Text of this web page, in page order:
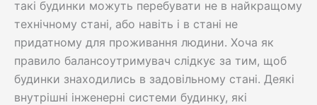
такі будинки можуть перебувати не в найкращому
технічному стані, або навіть і в стані не
придатному для проживання людини. Хоча як
правило балансоутримувач слідкує за тим, щоб
будинки знаходились в задовільному стані. Деякі
внутрішні інженерні системи будинку, які